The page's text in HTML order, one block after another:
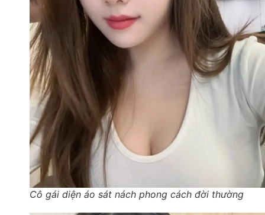
Cô gái diện áo sát nách phong cách đời thường